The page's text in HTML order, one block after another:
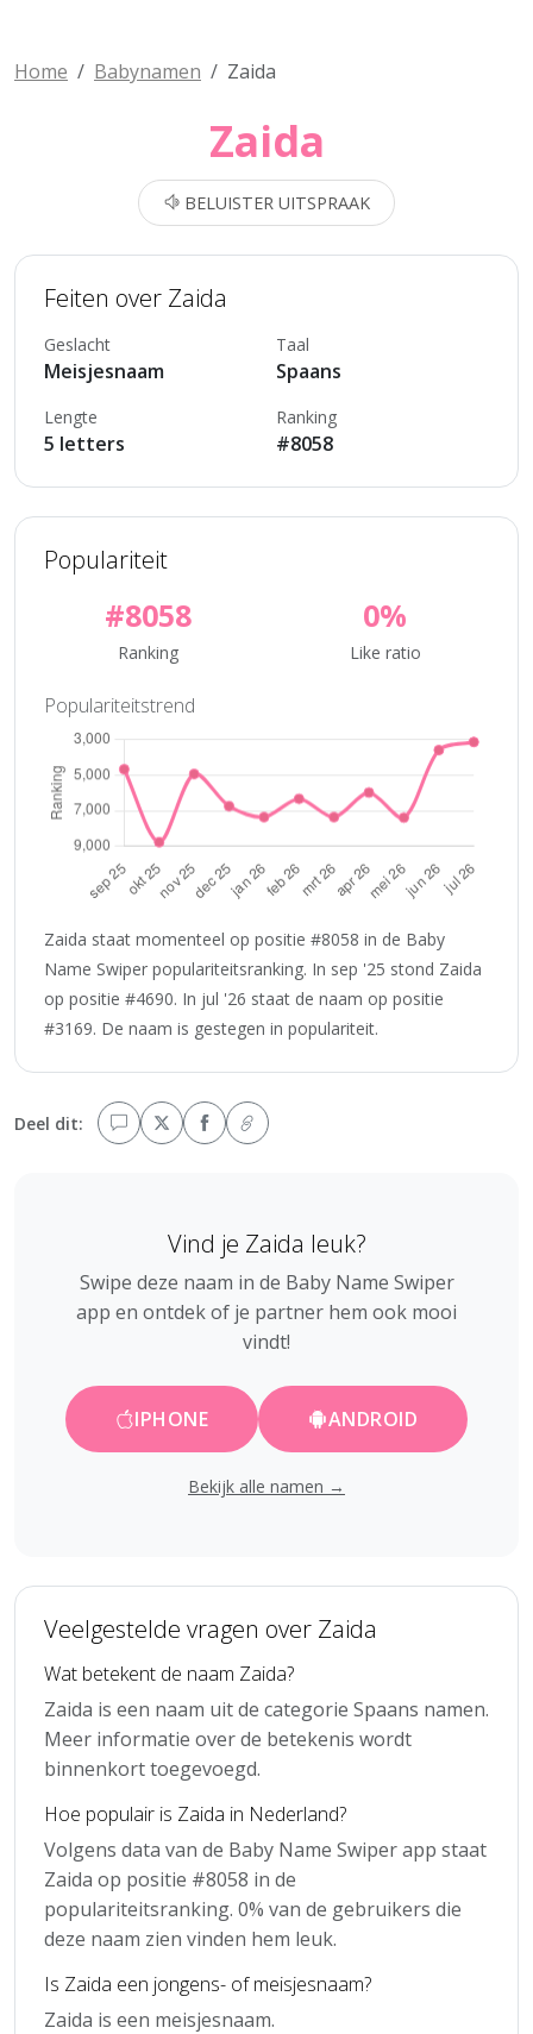
Home Babynamen Zaida
Zaida
BELUISTER UITSPRAAK
Feiten over Zaida
Geslacht
Meisjesnaam
Taal
Spaans
Lengte
5 letters
Ranking
#8058
Populariteit
#8058
Ranking
0%
Like ratio
Populariteitstrend
Zaida staat momenteel op positie #8058 in de Baby
Name Swiper populariteitsranking. In sep '25 stond Zaida
op positie #4690. In jul '26 staat de naam op positie
#3169. De naam is gestegen in populariteit.
Deel dit:
Vind je Zaida leuk?
Swipe deze naam in de Baby Name Swiper
app en ontdek of je partner hem ook mooi
vindt!
IPHONE ANDROID
Bekijk alle namen →
Veelgestelde vragen over Zaida
Wat betekent de naam Zaida?
Zaida is een naam uit de categorie Spaans namen.
Meer informatie over de betekenis wordt
binnenkort toegevoegd.
Hoe populair is Zaida in Nederland?
Volgens data van de Baby Name Swiper app staat
Zaida op positie #8058 in de
populariteitsranking. 0% van de gebruikers die
deze naam zien vinden hem leuk.
Is Zaida een jongens- of meisjesnaam?
Zaida is een meisjesnaam.